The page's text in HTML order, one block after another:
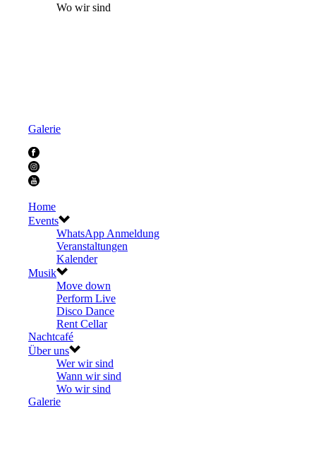
Wo wir sind
Galerie
Home
Events
WhatsApp Anmeldung
Veranstaltungen
Kalender
Musik
Move down
Perform Live
Disco Dance
Rent Cellar
Nachtcafé
Über uns
Wer wir sind
Wann wir sind
Wo wir sind
Galerie